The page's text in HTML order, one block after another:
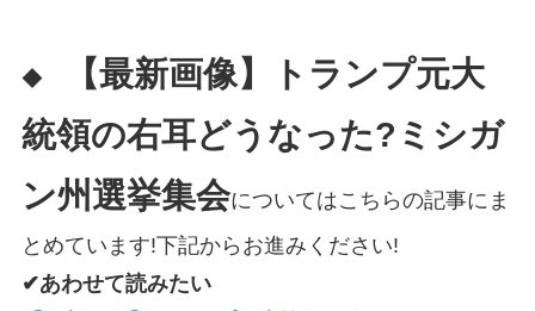
◆
【最新画像】トランプ元大
統領の右耳どうなった?ミシガ
ン州選挙集会についてはこちらの記事にま
とめています!下記からお進みください!
✔あわせて読みたい